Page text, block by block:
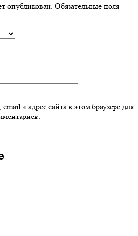
опубликован. Обязательные поля
и адрес сайта в этом браузере для